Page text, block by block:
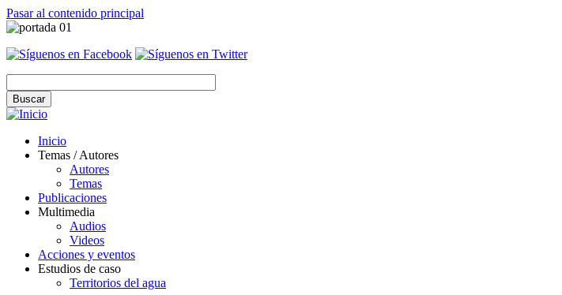
Pasar al contenido principal
Inicio
Temas / Autores
Autores
Temas
Publicaciones
Multimedia
Audios
Videos
Acciones y eventos
Estudios de caso
Territorios del agua